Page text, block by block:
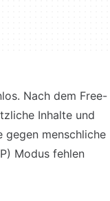
Nach dem Free-
Inhalte und
gegen menschliche
Modus fehlen